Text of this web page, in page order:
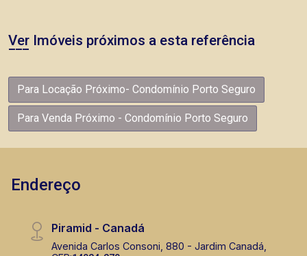
Ver Imóveis próximos a esta referência
Para Locação Próximo- Condomínio Porto Seguro
Para Venda Próximo - Condomínio Porto Seguro
Endereço
Piramid - Canadá
Avenida Carlos Consoni, 880 - Jardim Canadá,